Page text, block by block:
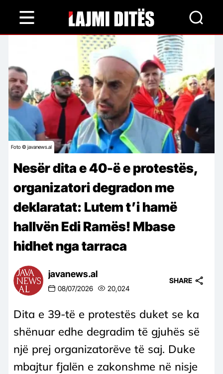
content
Foto © javanews.al
Nesër dita e 40-ë e protestës,
organizatori degradon me
deklaratat: Lutem t’i hamë
hallvën Edi Ramës! Mbase
hidhet nga tarraca
javanews.al
08/07/2026 20,024
SHARE
Dita e 39-të e protestës duket se ka
shënuar edhe degradim të gjuhës së
një prej organizatorëve të saj. Duke
mbajtur fjalën e zakonshme në nisje